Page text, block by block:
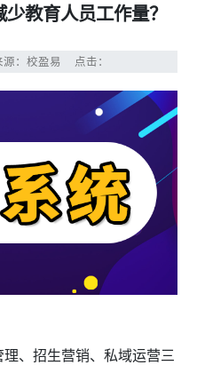
教育人员工作量？
源：校盈易 点击：
、招生营销、私域运营三